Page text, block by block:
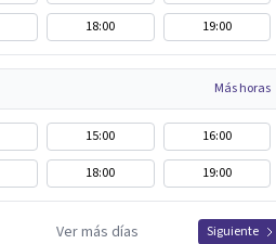
18:00 19:00
Más horas
15:00
16:00
18:00 19:00
Ver más días Siguiente